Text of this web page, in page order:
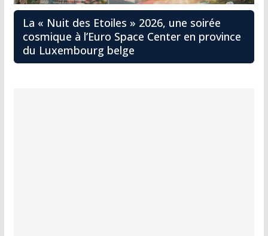
La « Nuit des Etoiles » 2026, une soirée
cosmique à l’Euro Space Center en province
du Luxembourg belge